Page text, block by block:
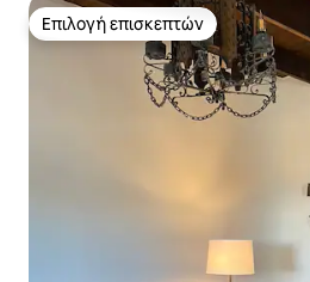
Επιλογή επισκεπτών
Επιλογή επισκεπτών